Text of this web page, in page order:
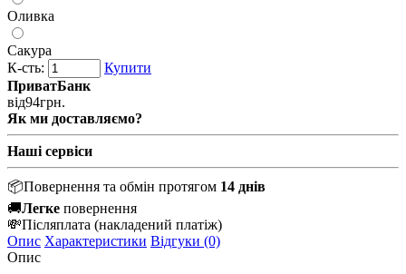
Оливка
Сакура
К-сть:
Купити
ПриватБанк
від94грн.
Як ми доставляємо?
Наші сервіси
📦Повернення та обмін протягом 14 днів
🚚Легке повернення
💸Післяплата (накладений платіж)
Опис Характеристики Відгуки (0)
Опис